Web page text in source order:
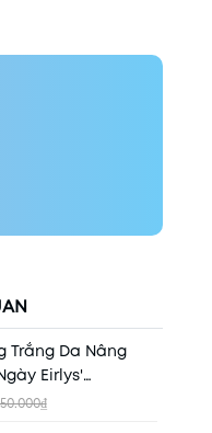
Trắng Da Nâng
Eirlys'
Whitening Tone